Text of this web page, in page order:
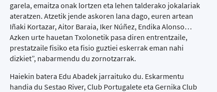
garela, emaitza onak lortzen eta lehen talderako jokalariak
ateratzen. Atzetik jende askoren lana dago, euren artean
Iñaki Kortazar, Aitor Baraia, Iker Núñez, Endika Alonso…
Azken urte hauetan Txolonetik pasa diren entrentzaile,
prestatzaile fisiko eta fisio guztiei eskerrak eman nahi
dizkiet”, nabarmendu du zornotzarrak.
Haiekin batera Edu Abadek jarraituko du. Eskarmentu
handia du Sestao River, Club Portugalete eta Gernika Club